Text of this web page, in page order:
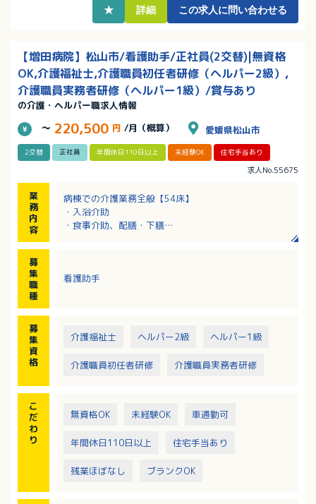
★ 詳細 この求人に問い合わせる
【増田病院】松山市/看護助手/正社員(2交替)|無資格
OK,介護福祉士,介護職員初任者研修（ヘルパー2級）,
介護職員実務者研修（ヘルパー1級）/賞与あり
の介護・ヘルパー職求人情報
～ 220,500 円 /月（概算） 愛媛県松山市
2交替 正社員 年間休日110日以上 未経験OK 住宅手当あり
求人No.55675
業
務
内
容
病棟での介護業務全般【54床】
・入浴介助
・食事介助、配膳・下膳
募
集
職
種
看護助手
募
集
資
格
介護福祉士 ヘルパー2級 ヘルパー1級
介護職員初任者研修 介護職員実務者研修
こ
だ
わ
り
無資格OK 未経験OK 車通勤可
年間休日110日以上 住宅手当あり
残業ほぼなし ブランクOK